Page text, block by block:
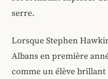
serre.
Lorsque Stephen
Albans en première
comme un élève brillant